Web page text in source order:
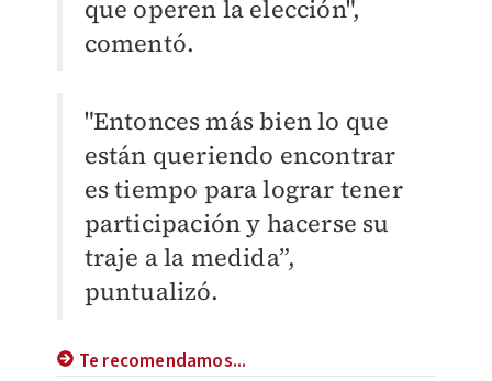
que operen la elección",
comentó.
"Entonces más bien lo que
están queriendo encontrar
es tiempo para lograr tener
participación y hacerse su
traje a la medida”,
puntualizó.
Te recomendamos...